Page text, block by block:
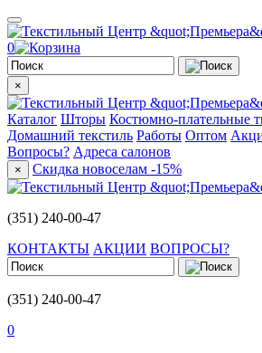
0
×
Каталог Шторы Костюмно-плательные
Домашний текстиль Работы Оптом
Вопросы? Адреса салонов
× Скидка новоселам -15%
(351) 240-00-47
КОНТАКТЫ АКЦИИ ВОПРОСЫ?
(351) 240-00-47
0